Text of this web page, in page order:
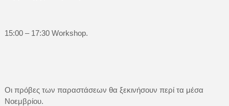
15:00 – 17:30 Workshop.
Οι πρόβες των παραστάσεων θα ξεκινήσουν περί τα μέσα
Νοεμβρίου.